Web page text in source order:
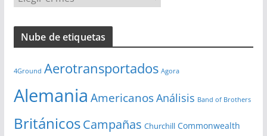
r
c
v
s
Nube de etiquetas
4Ground Aerotransportados Agora
Alemania AmericanosAnálisis Band of Brothers
BritánicosCampañas Churchill Commonwealth